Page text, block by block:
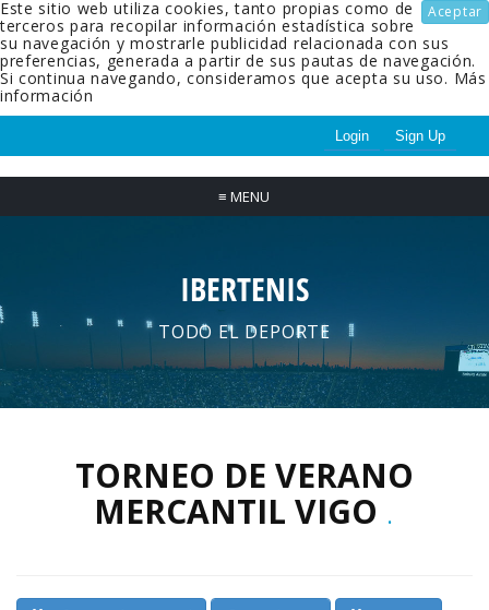
Aceptar
Este sitio web utiliza cookies, tanto propias como de
terceros para recopilar información estadística sobre
su navegación y mostrarle publicidad relacionada con sus
preferencias, generada a partir de sus pautas de navegación.
Si continua navegando, consideramos que acepta su uso. Más
información
Login Sign Up
≡ MENU
IBERTENIS
TODO EL DEPORTE
TORNEO DE VERANO
MERCANTIL VIGO .